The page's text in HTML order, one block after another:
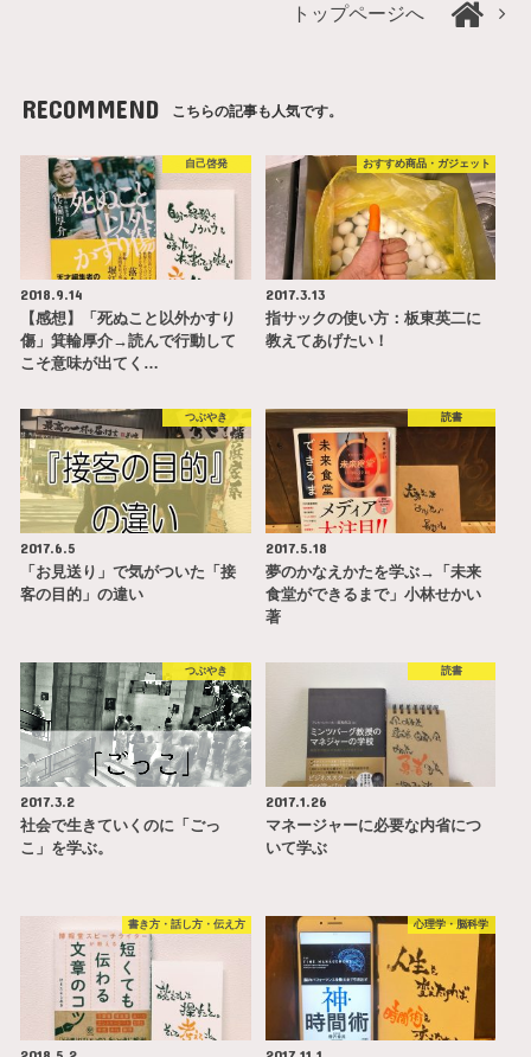
トップページへ
RECOMMEND こちらの記事も人気です。
自己啓発
2018.9.14
【感想】「死ぬこと以外かすり
傷」箕輪厚介→読んで行動して
こそ意味が出てく…
おすすめ商品・ガジェット
2017.3.13
指サックの使い方：板東英二に
教えてあげたい！
つぶやき
2017.6.5
「お見送り」で気がついた「接
客の目的」の違い
読書
2017.5.18
夢のかなえかたを学ぶ→「未来
食堂ができるまで」小林せかい
著
つぶやき
2017.3.2
社会で生きていくのに「ごっ
こ」を学ぶ。
読書
2017.1.26
マネージャーに必要な内省につ
いて学ぶ
書き方・話し方・伝え方 心理学・脳科学